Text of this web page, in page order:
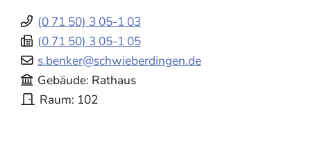
(0 71 50) 3 05-1 03
(0 71 50) 3 05-1 05
s.benker@schwieberdingen.de
Gebäude Rathaus
Raum 102